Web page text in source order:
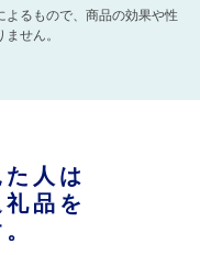
るもので、商品の効果や性
せん。
人は
品を